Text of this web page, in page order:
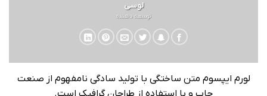
لوسی
توسعه دهنده
لورم ایپسوم متن ساختگی با تولید سادگی نامفهوم از صنعت